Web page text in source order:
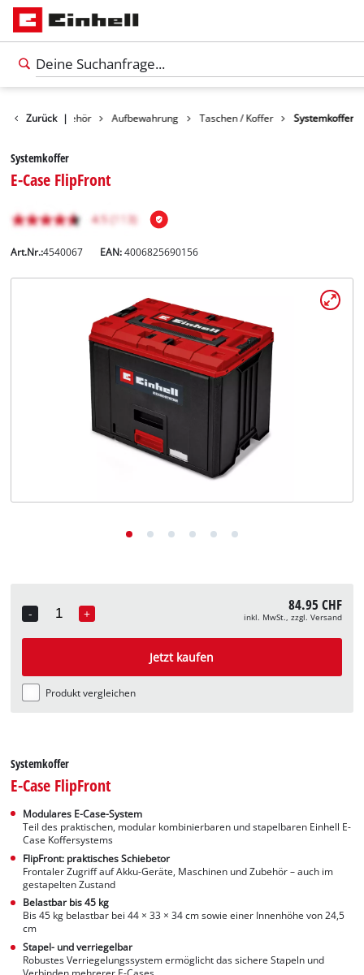
Zurück |
Zubehör Aufbewahrung Taschen / Koffer Systemkoffer
Systemkoffer
E-Case FlipFront
Art.Nr.:4540067 EAN:4006825690156
-
Quantity
+ 84.95 CHF
inkl. MwSt., zzgl. Versand
Jetzt kaufen
Produkt vergleichen
Systemkoffer
E-Case FlipFront
Modulares E-Case-System
Teil des praktischen, modular kombinierbaren und stapelbaren Einhell E-
Case Koffersystems
FlipFront: praktisches Schiebetor
Frontaler Zugriff auf Akku-Geräte, Maschinen und Zubehör – auch im
gestapelten Zustand
Belastbar bis 45 kg
Bis 45 kg belastbar bei 44 × 33 × 34 cm sowie einer Innenhöhe von 24,5
cm
Stapel- und verriegelbar
Robustes Verriegelungssystem ermöglicht das sichere Stapeln und